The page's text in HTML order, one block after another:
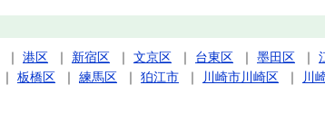
｜ 港区 ｜ 新宿区 ｜ 文京区 ｜ 台東区 ｜ 墨田区 ｜
｜ 板橋区 ｜ 練馬区 ｜ 狛江市 ｜ 川崎市川崎区 ｜ 川